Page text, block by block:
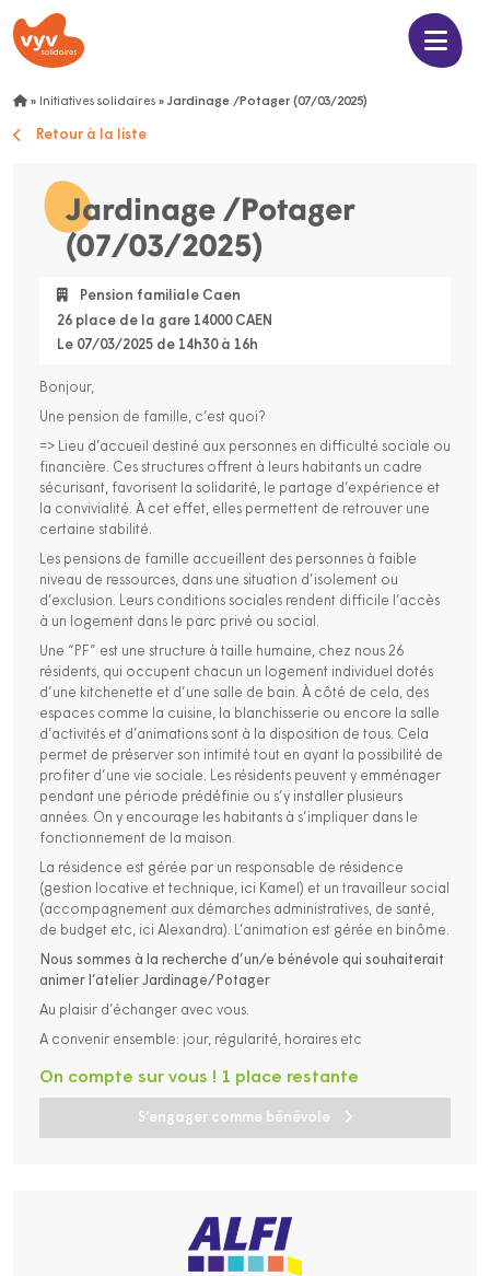
» Initiatives solidaires » Jardinage /Potager (07/03/2025)
Retour à la liste
Jardinage /Potager
(07/03/2025)
Pension familiale Caen
26 place de la gare 14000 CAEN
Le 07/03/2025 de 14h30 à 16h
Bonjour,
Une pension de famille, c’est quoi?
=> Lieu d’accueil destiné aux personnes en difficulté sociale ou
financière. Ces structures offrent à leurs habitants un cadre
sécurisant, favorisent la solidarité, le partage d’expérience et
la convivialité. À cet effet, elles permettent de retrouver une
certaine stabilité.
Les pensions de famille accueillent des personnes à faible
niveau de ressources, dans une situation d’isolement ou
d’exclusion. Leurs conditions sociales rendent difficile l’accès
à un logement dans le parc privé ou social.
Une “PF” est une structure à taille humaine, chez nous 26
résidents, qui occupent chacun un logement individuel dotés
d’une kitchenette et d’une salle de bain. À côté de cela, des
espaces comme la cuisine, la blanchisserie ou encore la salle
d’activités et d’animations sont à la disposition de tous. Cela
permet de préserver son intimité tout en ayant la possibilité de
profiter d’une vie sociale. Les résidents peuvent y emménager
pendant une période prédéfinie ou s’y installer plusieurs
années. On y encourage les habitants à s’impliquer dans le
fonctionnement de la maison.
La résidence est gérée par un responsable de résidence
(gestion locative et technique, ici Kamel) et un travailleur social
(accompagnement aux démarches administratives, de santé,
de budget etc, ici Alexandra). L’animation est gérée en binôme.
Nous sommes à la recherche d’un/e bénévole qui souhaiterait
animer l’atelier Jardinage/Potager
Au plaisir d’échanger avec vous.
A convenir ensemble: jour, régularité, horaires etc
S'engager comme bénévole
On compte sur vous ! 1 place restante